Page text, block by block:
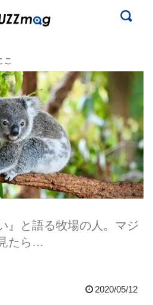
こ
』と語る牧場の人。マジ
たら…
2020/05/12